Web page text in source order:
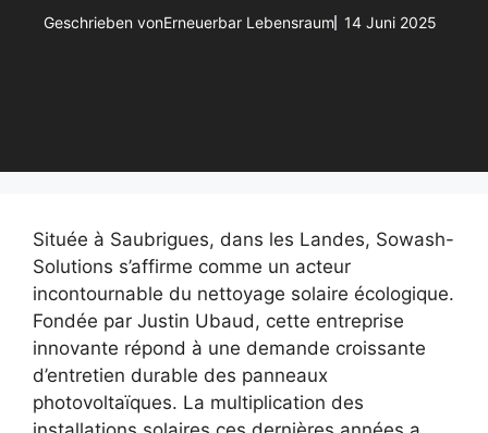
Geschrieben vonErneuerbar Lebensraum 14 Juni 2025
Située à Saubrigues, dans les Landes, Sowash-
Solutions s’affirme comme un acteur
incontournable du nettoyage solaire écologique.
Fondée par Justin Ubaud, cette entreprise
innovante répond à une demande croissante
d’entretien durable des panneaux
photovoltaïques. La multiplication des